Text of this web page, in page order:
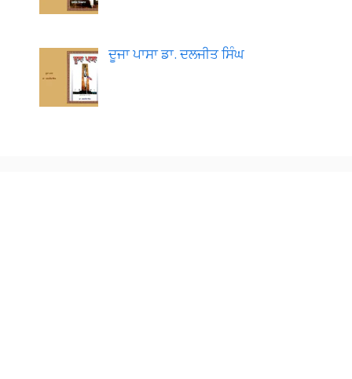
ਦੂਜਾ ਪਾਸਾ ਡਾ. ਦਲਜੀਤ ਸਿੰਘ